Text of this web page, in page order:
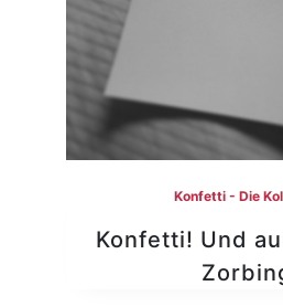
Konfetti - Die
Konfetti! Und